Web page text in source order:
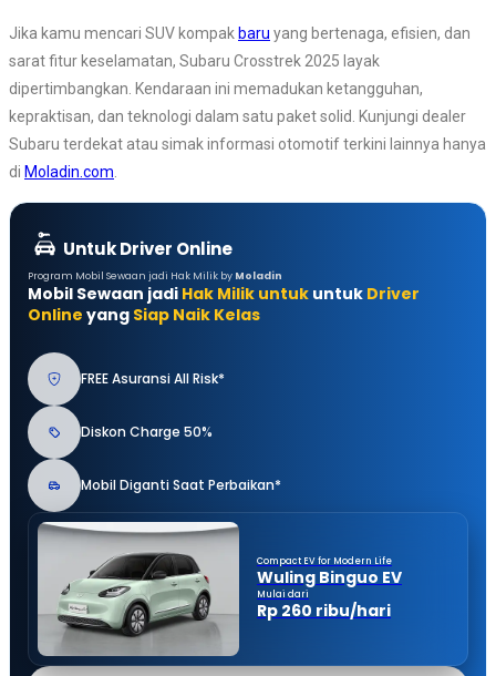
Jika kamu mencari SUV kompakbaru yang bertenaga, efisien, dan
sarat fitur keselamatan, Subaru Crosstrek 2025 layak
dipertimbangkan. Kendaraan ini memadukan ketangguhan,
kepraktisan, dan teknologi dalam satu paket solid. Kunjungi dealer
Subaru terdekat atau simak informasi otomotif terkini lainnya hanya
di Moladin.com
Untuk Driver Online
Program Mobil Sewaan jadi Hak Milik by Moladin
Mobil Sewaan jadi Hak Milik untuk untuk Driver
Online yang Siap Naik Kelas
FREE Asuransi All Risk*
Diskon Charge 50%
Mobil Diganti Saat Perbaikan*
Compact EV for Modern Life
Wuling Binguo EV
Mulai dari
Rp 260 ribu/hari